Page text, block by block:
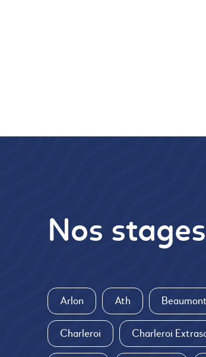
Nos
Arlon Ath Beaumont
Charleroi Charleroi